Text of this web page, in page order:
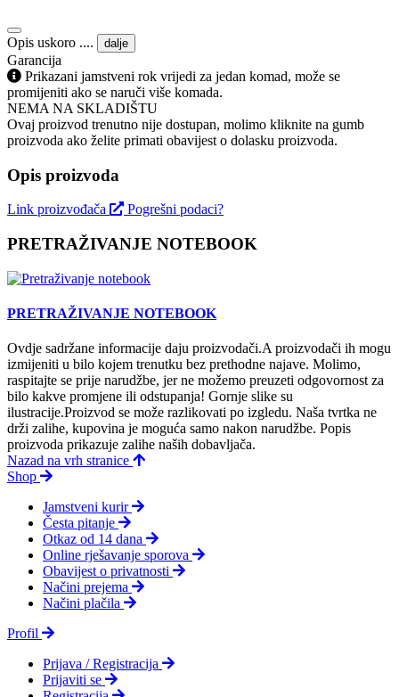
Opis uskoro .... dalje
Garancija
Prikazani jamstveni rok vrijedi za jedan komad, može se
promijeniti ako se naruči više komada.
NEMA NA SKLADIŠTU
Ovaj proizvod trenutno nije dostupan, molimo kliknite na gumb
proizvoda ako želite primati obavijest o dolasku proizvoda.
Opis proizvoda
Link proizvođača Pogrešni podaci?
PRETRAŽIVANJE NOTEBOOK
PRETRAŽIVANJE NOTEBOOK
Ovdje sadržane informacije daju proizvodači.A proizvodači ih mogu
izmijeniti u bilo kojem trenutku bez prethodne najave. Molimo,
raspitajte se prije narudžbe, jer ne možemo preuzeti odgovornost za
bilo kakve promjene ili odstupanja! Gornje slike su
ilustracije.Proizvod se može razlikovati po izgledu. Naša tvrtka ne
drži zalihe, kupovina je moguća samo nakon narudžbe. Popis
proizvoda prikazuje zalihe naših dobavljača.
Nazad na vrh stranice
Shop
Jamstveni kurir
Česta pitanje
Otkaz od 14 dana
Online rješavanje sporova
Obavijest o privatnosti
Načini prejema
Načini plačila
Profil
Prijava / Registracija
Prijaviti se